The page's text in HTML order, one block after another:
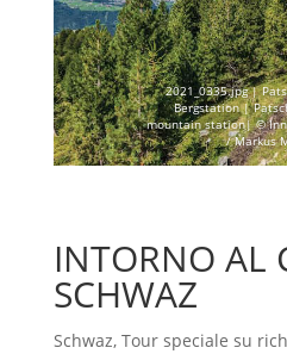
2021_0335.jpg |
Bergstation |
mountain station| ©
/ Markus
INTORNO AL
SCHWAZ
Schwaz, Tour speciale su